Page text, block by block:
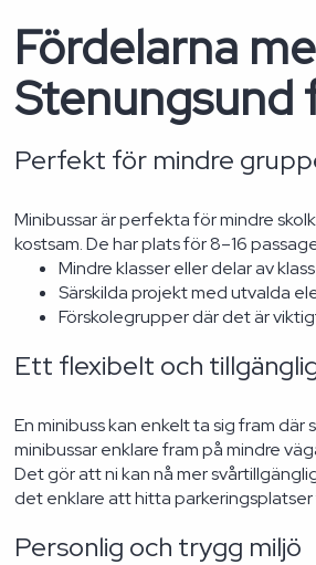
Fördelarna
Stenungsund
Perfekt för mindre
Minibussar är perfekta för mindre
kostsam. De har plats för 8–16
Mindre klasser eller delar av
Särskilda projekt med utvalda
Förskolegrupper där det är
Ett flexibelt och
En minibuss kan enkelt ta sig fram
minibussar enklare fram på mindre
Det gör att ni kan nå mer
det enklare att hitta
Personlig och trygg miljö